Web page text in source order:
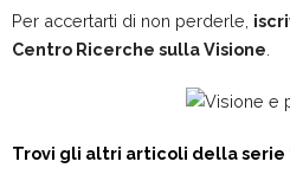
Per accertarti di non perderle,
Centro Ricerche sulla Visione
Trovi gli altri articoli della serie